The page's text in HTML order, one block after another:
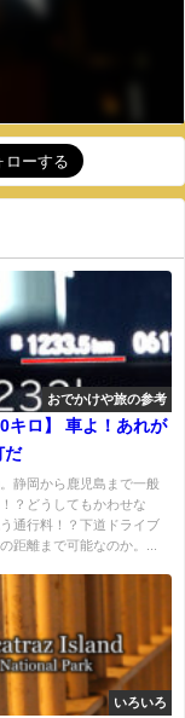
おでかけや旅の参考
キロ】 車よ！あれが
だ
静岡から鹿児島まで一般
？どうしてもかわせな
通行料！？下道ドライブ
距離まで可能なのか。...
いろいろ